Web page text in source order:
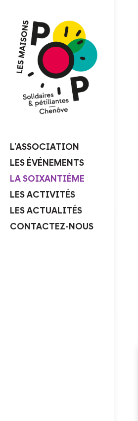
L’ASSOCIATION
LES ÉVÉNEMENTS
LA SOIXANTIÈME
LES ACTIVITÉS
LES ACTUALITÉS
CONTACTEZ-NOUS